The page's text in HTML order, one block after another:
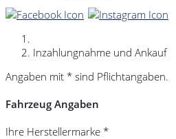
Inzahlungnahme und Ankauf
Angaben mit * sind Pflichtangaben.
Fahrzeug Angaben
Ihre Herstellermarke *